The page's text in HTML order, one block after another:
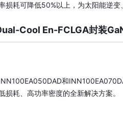
损耗可降低50%以上，为太阳能逆变
Cool En-FCLGA封装
和
损耗、高功率密度的全新解决方案。